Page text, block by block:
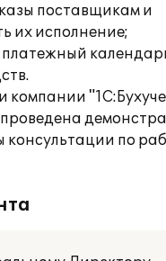
поставщикам и
их исполнение;
компании
проведена
по